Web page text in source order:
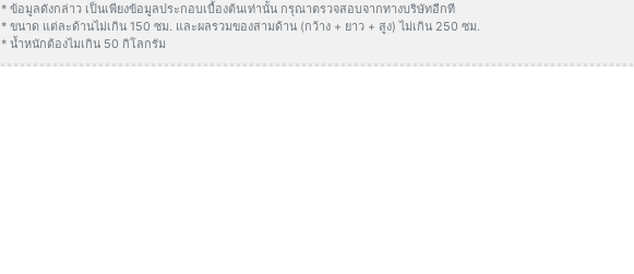
* ข้อมูลดังกล่าว เป็นเพียงข้อมูลประกอบเบื้องต้นเท่านั้น กรุณาตรวจสอบจากทางบริษัทอีกที
* ขนาด แต่ละด้านไม่เกิน 150 ซม. และผลรวมของสามด้าน (กว้าง + ยาว + สูง) ไม่เกิน 250 ซม.
* น้ำหนักต้องไมเกิน 50 กิโลกรัม